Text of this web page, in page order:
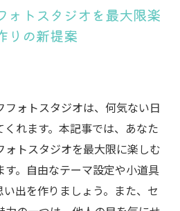
ォトスタジオを最大限楽
りの新提案
フォトスタジオは、何気ない日
れます。本記事では、あなた
ォトスタジオを最大限に楽しむ
。自由なテーマ設定や小道具
出を作りましょう。また、セ